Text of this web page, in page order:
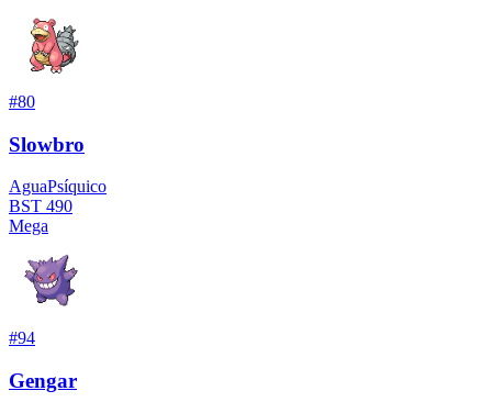
#80
Slowbro
AguaPsíquico
BST 490
Mega
#94
Gengar